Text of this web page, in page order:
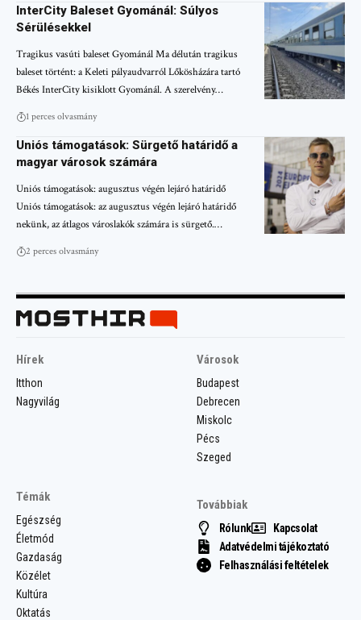
InterCity Baleset Gyománál: Súlyos
Sérülésekkel
Tragikus vasúti baleset Gyománál Ma délután tragikus
baleset történt: a Keleti pályaudvarról Lőkösházára tartó
Békés InterCity kisiklott Gyománál. A szerelvény…
1 perces olvasmány
Uniós támogatások: Sürgető határidő a
magyar városok számára
Uniós támogatások: augusztus végén lejáró határidő
Uniós támogatások: az augusztus végén lejáró határidő
nekünk, az átlagos városlakók számára is sürgető.…
2 perces olvasmány
Hírek
Itthon
Nagyvilág
Városok
Budapest
Debrecen
Miskolc
Pécs
Szeged
Témák
Egészség
Életmód
Gazdaság
Közélet
Kultúra
Oktatás
Továbbiak
Rólunk
Kapcsolat
Adatvédelmi tájékoztató
Felhasználási feltételek